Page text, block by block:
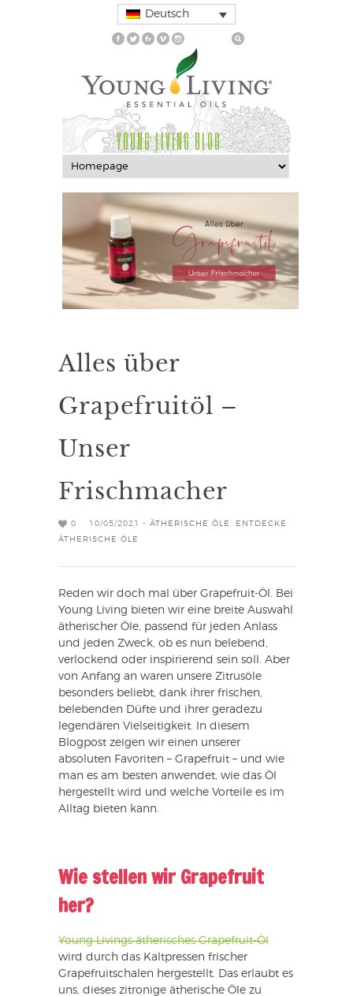
Deutsch
YOUNG LIVING BLOG
Alles über
Grapefruitöl –
Unser
Frischmacher
0 10/05/2021 - ÄTHERISCHE ÖLE
ENTDECKE
ÄTHERISCHE ÖLE
Reden wir doch mal über Grapefruit-Öl. Bei
Young Living bieten wir eine breite Auswahl
ätherischer Öle, passend für jeden Anlass
und jeden Zweck, ob es nun belebend,
verlockend oder inspirierend sein soll. Aber
von Anfang an waren unsere Zitrusöle
besonders beliebt, dank ihrer frischen,
belebenden Düfte und ihrer geradezu
legendären Vielseitigkeit. In diesem
Blogpost zeigen wir einen unserer
absoluten Favoriten – Grapefruit – und wie
man es am besten anwendet, wie das Öl
hergestellt wird und welche Vorteile es im
Alltag bieten kann.
Wie stellen wir Grapefruit
her?
Young Livings ätherisches Grapefruit-Öl
wird durch das Kaltpressen frischer
Grapefruitschalen hergestellt. Das erlaubt es
uns, dieses zitronige ätherische Öle zu